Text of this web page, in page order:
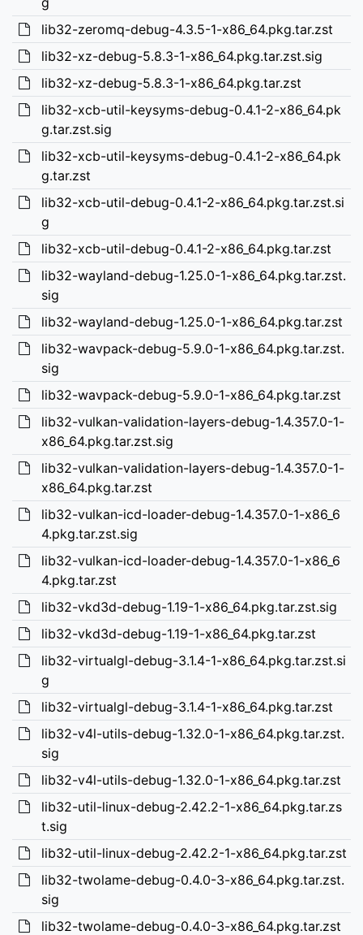
lib32-zeromq-debug-4.3.5-1-x86_64.pkg.tar.zst
lib32-xz-debug-5.8.3-1-x86_64.pkg.tar.zst.sig
lib32-xz-debug-5.8.3-1-x86_64.pkg.tar.zst
lib32-xcb-util-keysyms-debug-0.4.1-2-x86_64.pk
g.tar.zst.sig
lib32-xcb-util-keysyms-debug-0.4.1-2-x86_64.pk
g.tar.zst
lib32-xcb-util-debug-0.4.1-2-x86_64.pkg.tar.zst.si
g
lib32-xcb-util-debug-0.4.1-2-x86_64.pkg.tar.zst
lib32-wayland-debug-1.25.0-1-x86_64.pkg.tar.zst.
sig
lib32-wayland-debug-1.25.0-1-x86_64.pkg.tar.zst
lib32-wavpack-debug-5.9.0-1-x86_64.pkg.tar.zst.
sig
lib32-wavpack-debug-5.9.0-1-x86_64.pkg.tar.zst
lib32-vulkan-validation-layers-debug-1.4.357.0-1-
x86_64.pkg.tar.zst.sig
lib32-vulkan-validation-layers-debug-1.4.357.0-1-
x86_64.pkg.tar.zst
lib32-vulkan-icd-loader-debug-1.4.357.0-1-x86_6
4.pkg.tar.zst.sig
lib32-vulkan-icd-loader-debug-1.4.357.0-1-x86_6
4.pkg.tar.zst
lib32-vkd3d-debug-1.19-1-x86_64.pkg.tar.zst.sig
lib32-vkd3d-debug-1.19-1-x86_64.pkg.tar.zst
lib32-virtualgl-debug-3.1.4-1-x86_64.pkg.tar.zst.si
g
lib32-virtualgl-debug-3.1.4-1-x86_64.pkg.tar.zst
lib32-v4l-utils-debug-1.32.0-1-x86_64.pkg.tar.zst.
sig
lib32-v4l-utils-debug-1.32.0-1-x86_64.pkg.tar.zst
lib32-util-linux-debug-2.42.2-1-x86_64.pkg.tar.zs
t.sig
lib32-util-linux-debug-2.42.2-1-x86_64.pkg.tar.zst
lib32-twolame-debug-0.4.0-3-x86_64.pkg.tar.zst.
sig
lib32-twolame-debug-0.4.0-3-x86_64.pkg.tar.zst